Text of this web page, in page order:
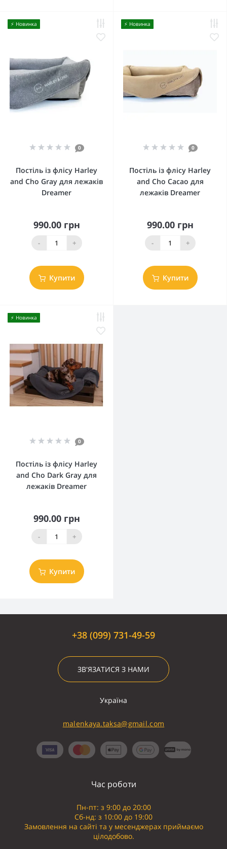
⚡️ Новинка
0
Постіль із флісу Harley
and Cho Gray для лежаків
Dreamer
990.00 грн
- +
Купити
⚡️ Новинка
0
Постіль із флісу Harley
and Cho Cacao для
лежаків Dreamer
990.00 грн
- +
Купити
⚡️ Новинка
0
Постіль із флісу Harley
and Cho Dark Gray для
лежаків Dreamer
990.00 грн
- +
Купити
+38 (099) 731-49-59
ЗВ'ЯЗАТИСЯ З НАМИ
Україна
malenkaya.taksa@gmail.com
Час роботи
Пн-пт: з 9:00 до 20:00
Сб-нд: з 10:00 до 19:00
Замовлення на сайті та у месенджерах приймаємо
цілодобово.